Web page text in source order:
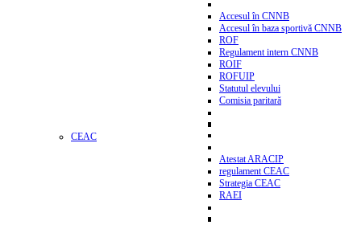
Accesul în CNNB
Accesul în baza sportivă CNNB
ROF
Regulament intern CNNB
ROIF
ROFUIP
Statutul elevului
Comisia paritară
CEAC
Atestat ARACIP
regulament CEAC
Strategia CEAC
RAEI